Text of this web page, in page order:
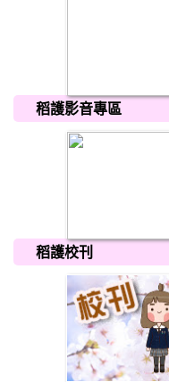
稻護影音專區
稻護校刊